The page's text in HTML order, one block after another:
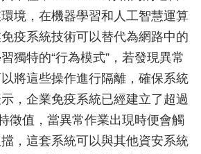
境，在機器學習和人工智慧運算
疫系統技術可以替代為網路中的
獨特的“行為模式”，若發現異常
將這些操作進行隔離，確保系統
，企業免疫系統已經建立了超過
徵值，當異常作業出現時便會觸
，這套系統可以與其他資安系統